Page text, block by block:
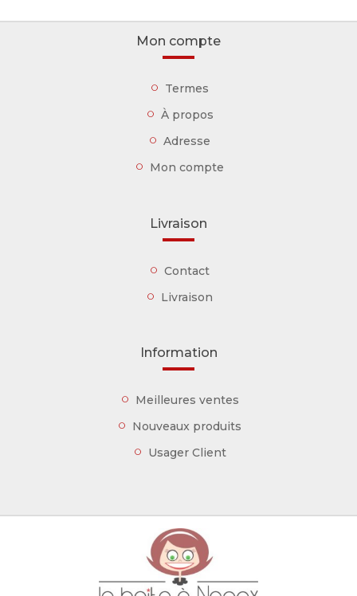
Mon compte
Termes
À propos
Adresse
Mon compte
Livraison
Contact
Livraison
Information
Meilleures ventes
Nouveaux produits
Usager Client